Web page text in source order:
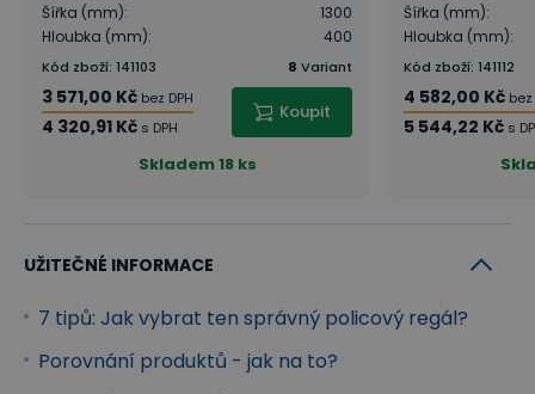
Šířka (mm):
1300
Hloubka (mm): 400
Kód zboží: 141103 8 Variant
3 571,00 Kč bez DPH
4 320,91 Kč s DPH
Koupit
Skladem18 ks
Šířka (mm):
Hloubka (mm):
Kód zboží: 141112
4 582,00 Kč bez
5 544,22 Kč s
UŽITEČNÉ INFORMACE
7 tipů: Jak vybrat ten správný policový regál?
Porovnání produktů - jak na to?